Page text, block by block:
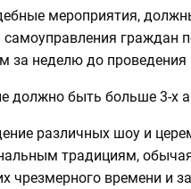
мероприятия,
граждан
за неделю до проведения
должно быть больше 3-х
различных шоу и
традициям,
чрезмерного времени и